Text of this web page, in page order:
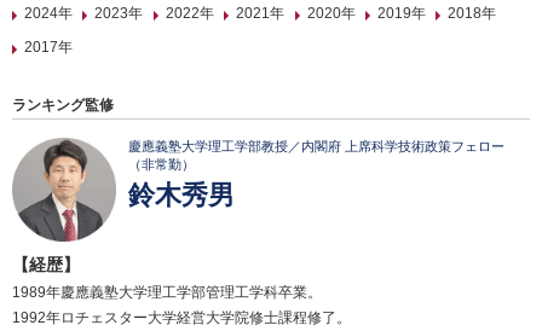
2024年
2023年 2022年 2021年 2020年 2019年
2018年
2017年
ランキング監修
慶應義塾大学理工学部教授／内閣府 上席科学技術政策フェロー
（非常勤）
鈴木秀男
【経歴】
1989年慶應義塾大学理工学部管理工学科卒業。
1992年ロチェスター大学経営大学院修士課程修了。